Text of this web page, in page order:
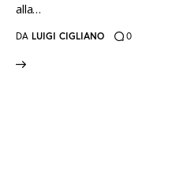
alla…
DA LUIGI CIGLIANO 0